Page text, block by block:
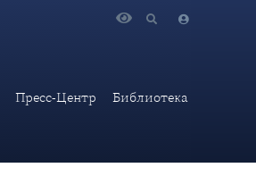
Пресс-Центр Библиотека